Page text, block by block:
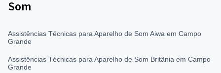
Som
Assistências Técnicas para Aparelho de Som Aiwa em Campo
Grande
Assistências Técnicas para Aparelho de Som Britânia em Campo
Grande